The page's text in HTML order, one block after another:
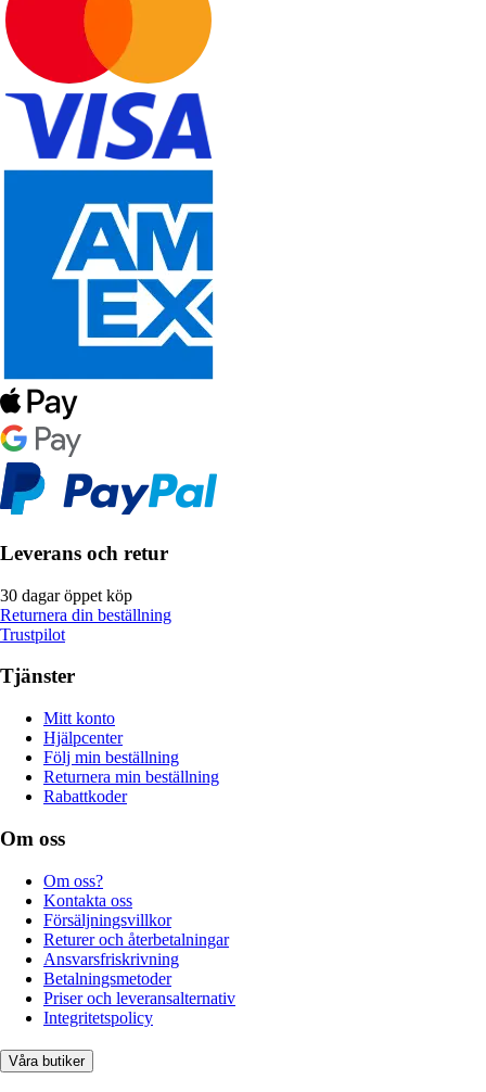
Leverans och retur
30 dagar öppet köp
Returnera din beställning
Trustpilot
Tjänster
Mitt konto
Hjälpcenter
Följ min beställning
Returnera min beställning
Rabattkoder
Om oss
Om oss?
Kontakta oss
Försäljningsvillkor
Returer och återbetalningar
Ansvarsfriskrivning
Betalningsmetoder
Priser och leveransalternativ
Integritetspolicy
Våra butiker